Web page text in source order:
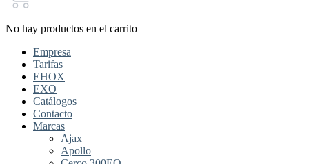
No hay productos en el carrito
Empresa
Tarifas
EHOX
EXO
Catálogos
Contacto
Marcas
Ajax
Apollo